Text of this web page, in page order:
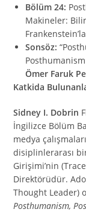
Bölüm 24:
Makineler:
Sonsöz:
Posthumanism
Ömer Faruk
Katkida
Sidney I. Dobrin
İngilizce Bölüm
medya
disiplinlerarası
Girişimi’nin
Direktörüdür.
Thought Leader)
Posthumanism,